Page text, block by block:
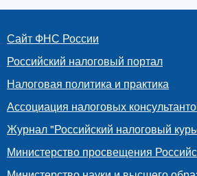
Сайт ФНС России
Российский налоговый портал
Налоговая политика и практика
Ассоциация налоговых
Журнал "Российский налоговый
Министерство просвещения